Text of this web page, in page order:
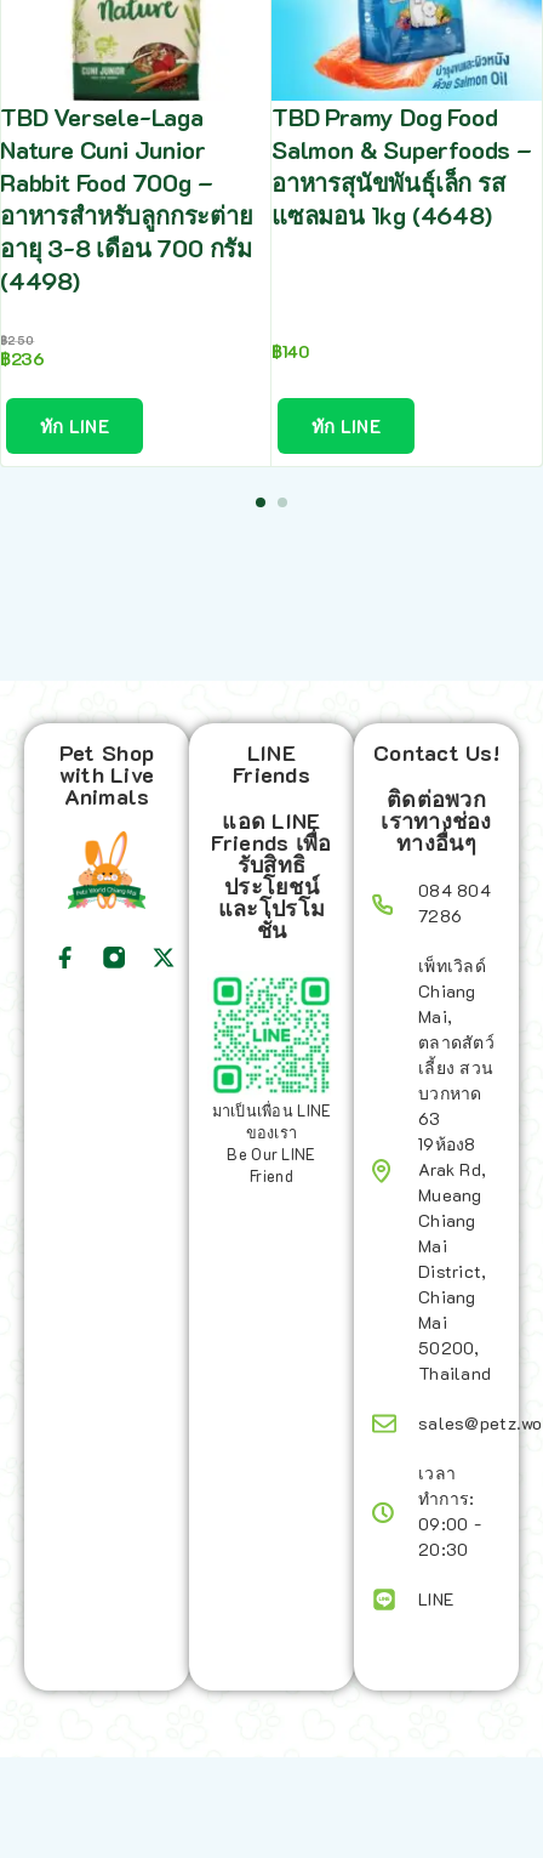
TBD Versele-Laga
Nature Cuni Junior
Rabbit Food 700g –
อาหารสำหรับลูกกระต่าย
อายุ 3-8 เดือน 700 กรัม
(4498)
฿250
฿236
ทัก LINE
TBD Pramy Dog Food
Salmon & Superfoods –
อาหารสุนัขพันธุ์เล็ก รส
แซลมอน 1kg (4648)
฿140
ทัก LINE
Pet Shop
with Live
Animals
LINE
Friends
แอด LINE
Friends เพื่อ
รับสิทธิ
ประโยชน์
และโปรโม
ชั่น
มาเป็นเพื่อน LINE
ของเรา
Be Our LINE
Friend
Contact Us!
ติดต่อพวก
เราทางช่อง
ทางอื่นๆ
084 804
7286
เพ็ทเวิลด์
Chiang
Mai,
ตลาดสัตว์
เลี้ยง สวน
บวกหาด
63
19ห้อง8
Arak Rd,
Mueang
Chiang
Mai
District,
Chiang
Mai
50200,
Thailand
เวลา
ทำการ:
09:00 -
20:30
LINE